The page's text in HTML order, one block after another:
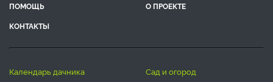
ПОМОЩЬ
О ПРОЕКТЕ
КОНТАКТЫ
календарь дачника сад и огород